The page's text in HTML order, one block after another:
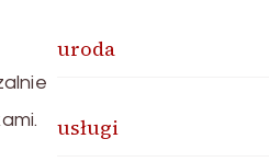
uroda
usługi